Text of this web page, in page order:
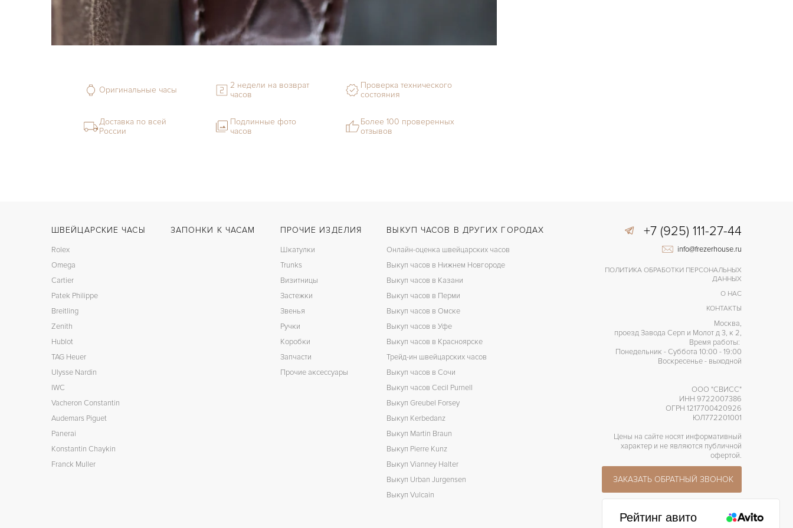
Оригинальные часы
2 недели на возврат
часов
Проверка технического
состояния
Доставка по всей
России
Подлинные фото
часов
Более 100 проверенных
отзывов
ШВЕЙЦАРСКИЕ ЧАСЫ
Rolex
Omega
Cartier
Patek Philippe
Breitling
Zenith
Hublot
TAG Heuer
Ulysse Nardin
IWC
Vacheron Constantin
Audemars Piguet
Panerai
Konstantin Chaykin
Franck Muller
ЗАПОНКИ К ЧАСАМ ПРОЧИЕ ИЗДЕЛИЯ
Шкатулки
Trunks
Визитницы
Застежки
Звенья
Ручки
Коробки
Запчасти
Прочие аксессуары
ВЫКУП ЧАСОВ В ДРУГИХ ГОРОДАХ
Онлайн-оценка швейцарских часов
Выкуп часов в Нижнем Новгороде
Выкуп часов в Казани
Выкуп часов в Перми
Выкуп часов в Омске
Выкуп часов в Уфе
Выкуп часов в Красноярске
Трейд-ин швейцарских часов
Выкуп часов в Сочи
Выкуп часов Cecil Purnell
Выкуп Greubel Forsey
Выкуп Kerbedanz
Выкуп Martin Braun
Выкуп Pierre Kunz
Выкуп Vianney Halter
Выкуп Urban Jurgensen
Выкуп Vulcain
+7 (925) 111-27-44
info@frezerhouse.ru
ПОЛИТИКА ОБРАБОТКИ ПЕРСОНАЛЬНЫХ
ДАННЫХ
О НАС
КОНТАКТЫ
Москва,
проезд Завода Серп и Молот д 3, к 2,
Время работы:
Понедельник - Суббота 10:00 - 19:00
Воскресенье - выходной
ООО "СВИСС"
ИНН 9722007386
ОГРН 1217700420926
ЮЛ772201001
Цены на сайте носят информативный
характер и не являются публичной
офертой.
ЗАКАЗАТЬ ОБРАТНЫЙ ЗВОНОК
Рейтинг авито